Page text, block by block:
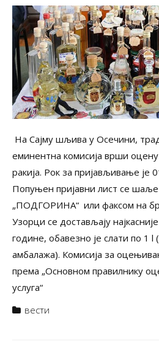
На Сајму шљива у Осечини,
еминентна комисија врши
ракија. Рок за пријављивање је
Попуњен пријавни лист се
„ПОДГОРИНА“ или факсом на
Узорци се достављају
године, обавезно је слати по 1 l
амбалажа). Комисија за
према „Основном правилнику
услуга“
вести